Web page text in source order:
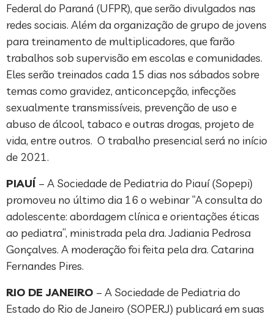
Federal do Paraná (UFPR), que serão divulgados nas
redes sociais. Além da organização de grupo de jovens
para treinamento de multiplicadores, que farão
trabalhos sob supervisão em escolas e comunidades.
Eles serão treinados cada 15 dias nos sábados sobre
temas como gravidez, anticoncepção, infecções
sexualmente transmissíveis, prevenção de uso e
abuso de álcool, tabaco e outras drogas, projeto de
vida, entre outros. O trabalho presencial será no início
de 2021.
PIAUÍ – A Sociedade de Pediatria do Piauí (Sopepi)
promoveu no último dia 16 o webinar “A consulta do
adolescente: abordagem clínica e orientações éticas
ao pediatra”, ministrada pela dra. Jadiania Pedrosa
Gonçalves. A moderação foi feita pela dra. Catarina
Fernandes Pires.
RIO DE JANEIRO – A Sociedade de Pediatria do
Estado do Rio de Janeiro (SOPERJ) publicará em suas